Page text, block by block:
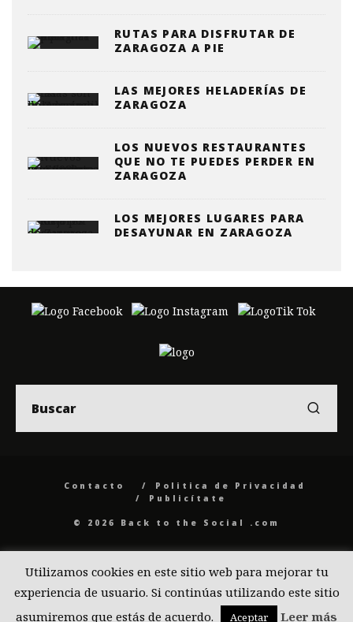
RUTAS PARA DISFRUTAR DE
ZARAGOZA A PIE
LAS MEJORES HELADERÍAS DE
ZARAGOZA
LOS NUEVOS RESTAURANTES
QUE NO TE PUEDES PERDER EN
ZARAGOZA
LOS MEJORES LUGARES PARA
DESAYUNAR EN ZARAGOZA
Contacto
Politica de Privacidad
Publicítate
© 2026 Back to the Social .com
Utilizamos cookies en este sitio web para mejorar tu
experiencia de usuario. Si continúas utilizando este sitio
asumiremos que estás de acuerdo.
Aceptar Leer más